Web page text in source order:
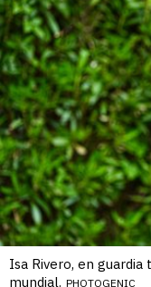
Isa Rivero, en
mundial. PHOTOGENIC